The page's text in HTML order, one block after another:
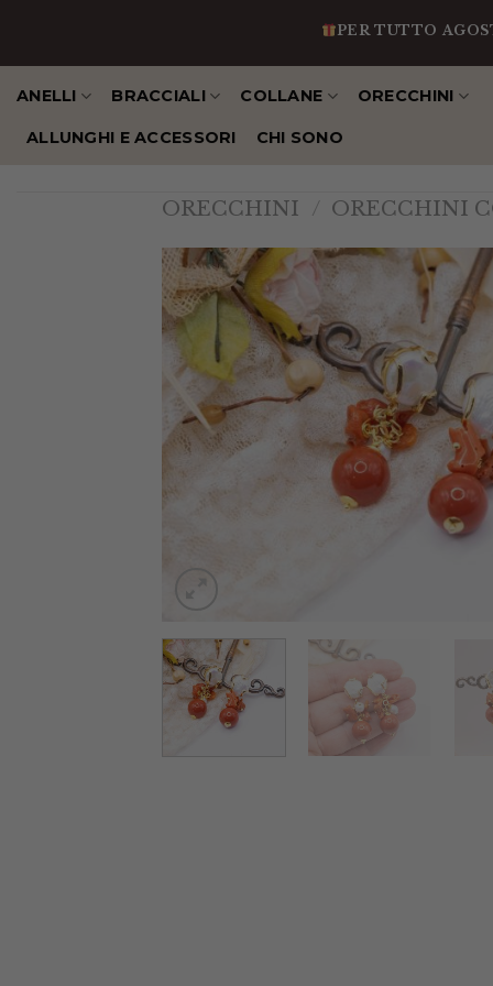
contenuto
PER TUTTO AGOSTO
ANELLI BRACCIALI COLLANE ORECCHINI
ALLUNGHI E ACCESSORI CHI SONO
ORECCHINI / ORECCHINI